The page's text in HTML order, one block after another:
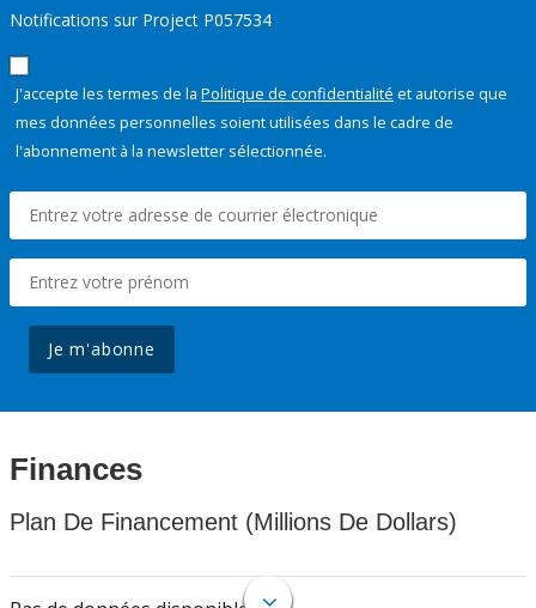
Notifications sur Project P057534
J'accepte les termes de la Politique de confidentialité et autorise que
mes données personnelles soient utilisées dans le cadre de
l'abonnement à la newsletter sélectionnée.
Je m'abonne
Finances
Plan De Financement (Millions De Dollars)